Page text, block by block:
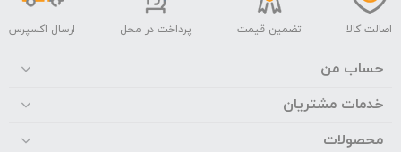
اصالت کالا تضمین قیمت پرداخت در محل ارسال اکسپرس
حساب من
خدمات مشتریان
محصولات